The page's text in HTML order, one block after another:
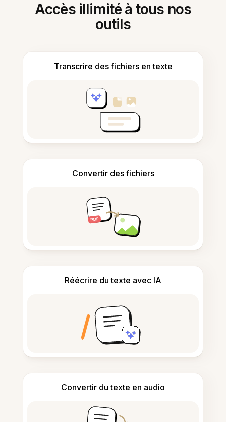
Accès illimité à tous nos
outils
Transcrire des fichiers en texte
Convertir des fichiers
Réécrire du texte avec IA
Convertir du texte en audio